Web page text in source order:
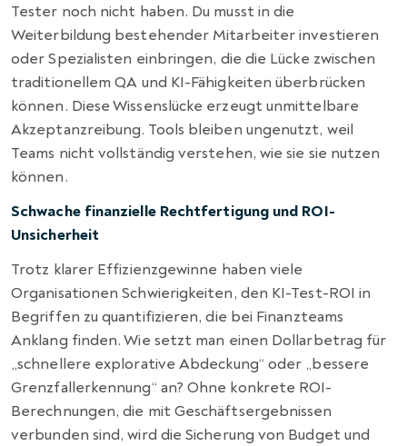
Tester noch nicht haben. Du musst in die
Weiterbildung bestehender Mitarbeiter investieren
oder Spezialisten einbringen, die die Lücke zwischen
traditionellem QA und KI-Fähigkeiten überbrücken
können. Diese Wissenslücke erzeugt unmittelbare
Akzeptanzreibung. Tools bleiben ungenutzt, weil
Teams nicht vollständig verstehen, wie sie sie nutzen
können.
Schwache finanzielle Rechtfertigung und ROI-
Unsicherheit
Trotz klarer Effizienzgewinne haben viele
Organisationen Schwierigkeiten, den KI-Test-ROI in
Begriffen zu quantifizieren, die bei Finanzteams
Anklang finden. Wie setzt man einen Dollarbetrag für
„schnellere explorative Abdeckung“ oder „bessere
Grenzfallerkennung“ an? Ohne konkrete ROI-
Berechnungen, die mit Geschäftsergebnissen
verbunden sind, wird die Sicherung von Budget und